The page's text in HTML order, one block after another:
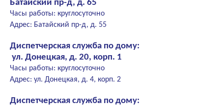
Батайский пр-д, д. 65
Часы работы: круглосуточно
Адрес: Батайский пр-д, д. 55
Диспетчерская служба по дому:
ул. Донецкая, д. 20, корп. 1
Часы работы: круглосуточно
Адрес: ул. Донецкая, д. 4, корп. 2
Диспетчерская служба по дому: